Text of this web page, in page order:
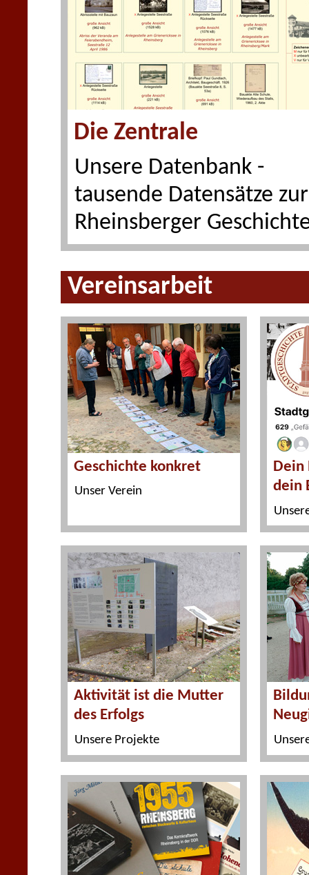
Die Zentrale
Unsere Datenbank -
tausende Datensätze zur
Rheinsberger
Vereinsarbeit
Geschichte konkret
Unser Verein
Dein
dein
Aktivität ist die Mutter
des Erfolgs
Unsere Projekte